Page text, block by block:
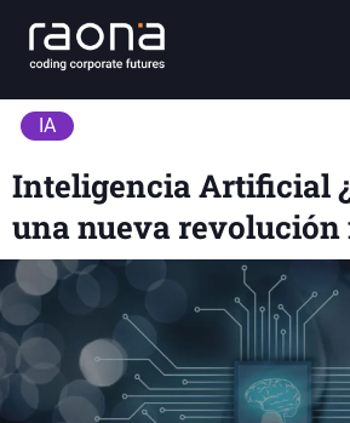
IA
Inteligencia Artificial
una nueva